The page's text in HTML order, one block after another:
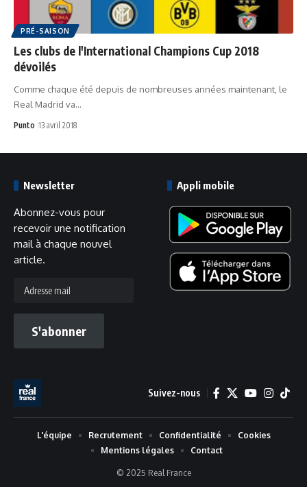
PRÉ-SAISON
Les clubs de l'International Champions Cup 2018
dévoilés
Comme chaque été depuis de nombreuses années maintenant, le
Real Madrid va…
Punto 13 avril 2018
Newsletter
Abonnez-vous pour
recevoir une notification
mail à chaque nouvel
article.
mail
S'abonner
Appli mobile
Suivez-nous
© 2025 Real France
L'équipe Recrutement Confidentialité
Cookies
Mentions légales
Contact